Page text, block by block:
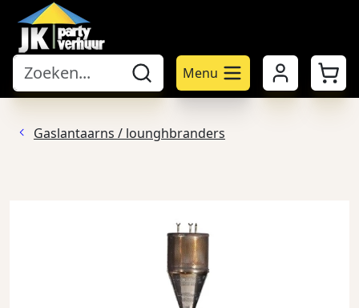
Menu Mijn account
Gaslantaarns / lounghbranders